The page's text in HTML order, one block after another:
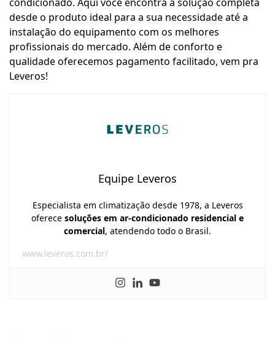
desde o produto ideal para a sua necessidade até a
instalação do equipamento com os melhores
profissionais do mercado. Além de conforto e
qualidade oferecemos pagamento facilitado, vem pra
Leveros!
Equipe Leveros
Especialista em climatização desde 1978, a Leveros
oferece soluções em ar-condicionado residencial e
comercial, atendendo todo o Brasil.
www.leveros.com.br/